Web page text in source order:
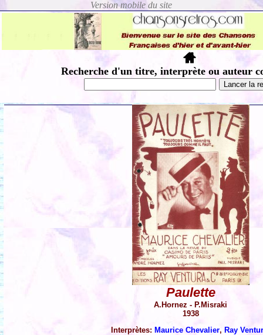
Recherche d'un titre, interprète ou auteur
Paulette
A.Hornez - P.Misraki
1938
Interprètes:Maurice Chevalier,Ray